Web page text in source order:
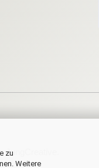
zu
Weitere
JungCreative